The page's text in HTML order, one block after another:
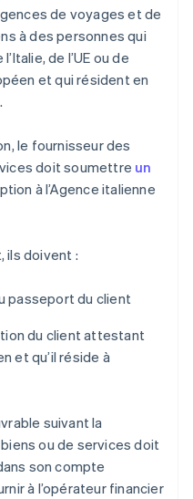
de voyages et de
à des personnes qui
de l’UE ou de
et qui résident en
le fournisseur des
doit soumettre un
à l’Agence italienne
ils doivent :
passeport du client
du client attestant
et qu’il réside à
suivant la
ou de services doit
son compte
à l’opérateur financier